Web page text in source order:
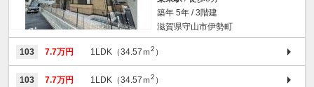
築年 5年 / 3階建
滋賀県守山市伊勢町
103 7.7万円 1LDK（34.57ｍ2 ）
103 7.7万円 1LDK（34.57ｍ2 ）